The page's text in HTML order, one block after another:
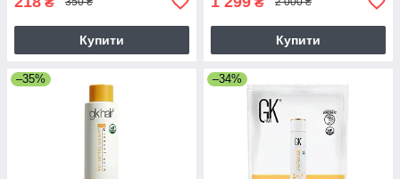
Купити Купити
–35% –34%